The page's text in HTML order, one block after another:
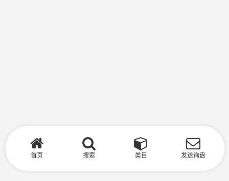
首页 搜索 类目 发送询盘